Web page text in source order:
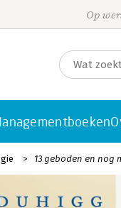
Op
13 geboden en nog